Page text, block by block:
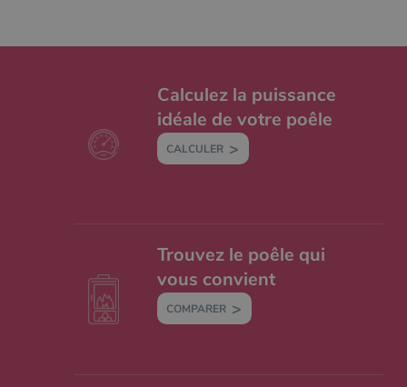
Calculez la puissance
idéale de votre poêle
CALCULER
Trouvez le poêle qui
vous convient
COMPARER